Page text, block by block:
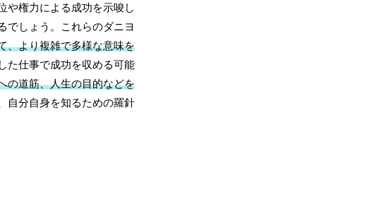
や権力による成功を示唆し
でしょう。これらのダニヨ
、より複雑で多様な意味を
た仕事で成功を収める可能
の道筋、人生の目的などを
自分自身を知るための羅針